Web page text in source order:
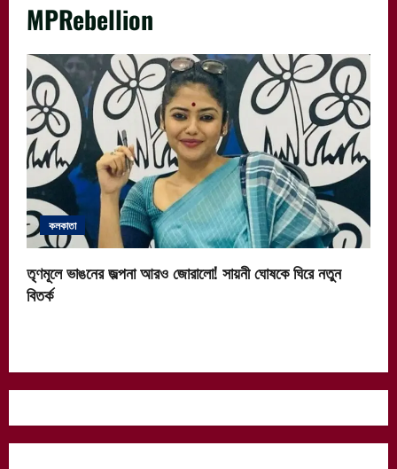
MPRebellion
কলকাতা
তৃণমূলে ভাঙনের জল্পনা আরও জোরালো! সায়নী ঘোষকে ঘিরে নতুন
বিতর্ক